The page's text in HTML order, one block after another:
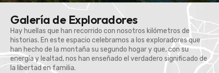
Galería de Exploradores
Hay huellas que han recorrido con nosotros kilómetros de
historias. En este espacio celebramos a los exploradores que
han hecho de la montaña su segundo hogar y que, con su
energía y lealtad, nos han enseñado el verdadero significado de
la libertad en familia.